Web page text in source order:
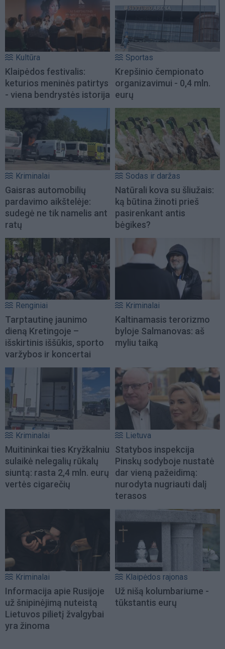
Kultūra
Klaipėdos festivalis:
keturios meninės patirtys
- viena bendrystės istorija
Sportas
Krepšinio čempionato
organizavimui - 0,4 mln.
eurų
Kriminalai
Gaisras automobilių
pardavimo aikštelėje:
sudegė ne tik namelis ant
ratų
Sodas ir daržas
Natūrali kova su šliužais:
ką būtina žinoti prieš
pasirenkant antis
bėgikes?
Renginiai
Tarptautinę jaunimo
dieną Kretingoje –
išskirtinis iššūkis, sporto
varžybos ir koncertai
Kriminalai
Kaltinamasis terorizmo
byloje Salmanovas: aš
myliu taiką
Kriminalai
Muitininkai ties Kryžkalniu
sulaikė nelegalių rūkalų
siuntą: rasta 2,4 mln. eurų
vertės cigarečių
Lietuva
Statybos inspekcija
Pinskų sodyboje nustatė
dar vieną pažeidimą:
nurodyta nugriauti dalį
terasos
Kriminalai
Informacija apie Rusijoje
už šnipinėjimą nuteistą
Lietuvos pilietį žvalgybai
yra žinoma
Klaipėdos rajonas
Už nišą kolumbariume -
tūkstantis eurų